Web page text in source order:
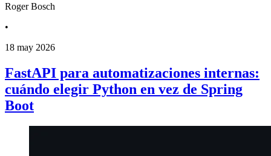
Roger Bosch
•
18 may 2026
FastAPI para automatizaciones internas:
cuándo elegir Python en vez de Spring
Boot